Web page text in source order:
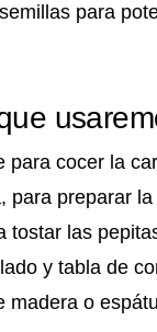
para
para cocer la
para preparar la
tostar las
y tabla de
madera o